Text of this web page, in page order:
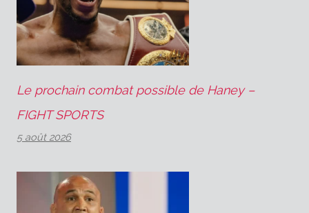
Le prochain combat possible de Haney –
FIGHT SPORTS
5 août 2026